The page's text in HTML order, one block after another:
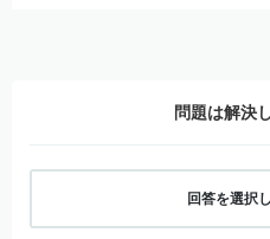
問題は解決
回答を選択